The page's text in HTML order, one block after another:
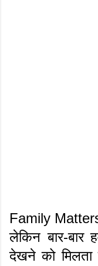
Family
लेकिन बार-बार
देखने को मिलता